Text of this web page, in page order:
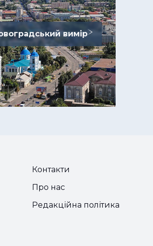
вимір
Контакти
Про нас
Редакційна політика